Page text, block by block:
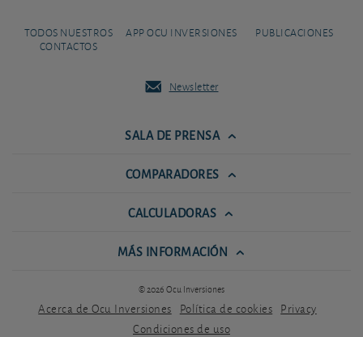
TODOS NUESTROS
CONTACTOS
APP OCU INVERSIONES PUBLICACIONES
Newsletter
SALA DE PRENSA
COMPARADORES
CALCULADORAS
MÁS INFORMACIÓN
© 2026 Ocu Inversiones
Acerca de Ocu Inversiones Política de cookies Privacy
Condiciones de uso